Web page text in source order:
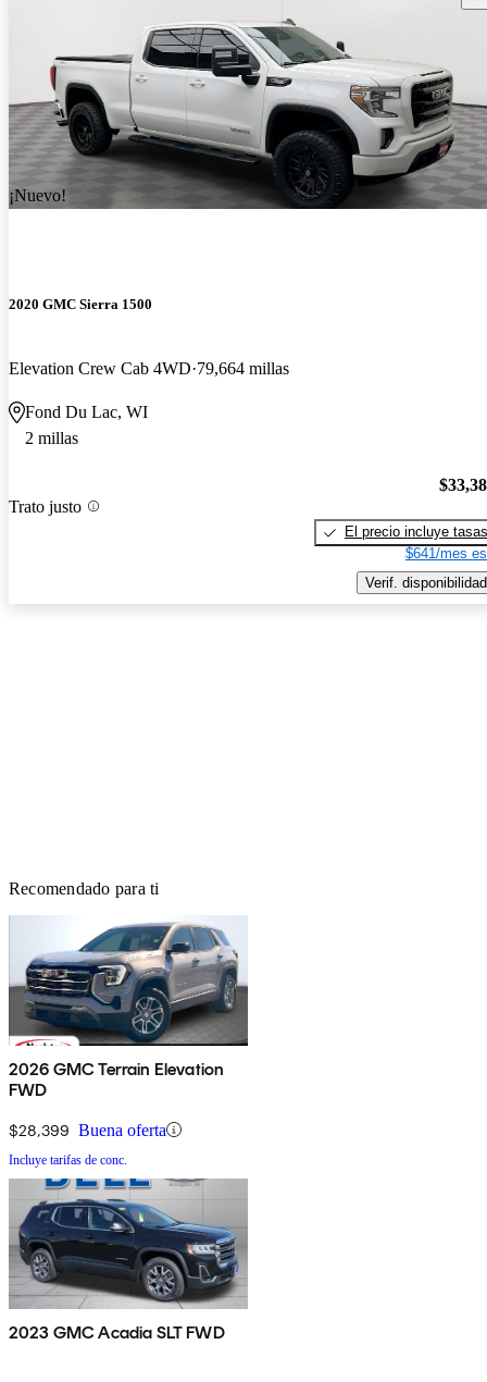
¡Nuevo!
2020 GMC Sierra 1500
Elevation Crew Cab 4WD 79,664 millas
Fond Du Lac, WI
2 millas
Trato justo
El precio incluye tasas
$641/mes
Verif. disponibilidad
Recomendado para ti
2026 GMC Terrain Elevation
FWD
$28,399 Buena oferta
Incluye tarifas de conc.
2023 GMC Acadia SLT FWD